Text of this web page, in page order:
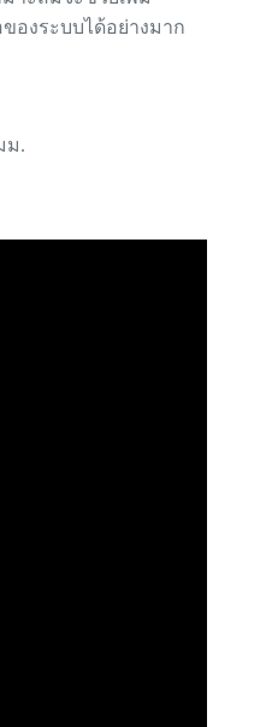
องระบบได้อย่างมาก
ม.